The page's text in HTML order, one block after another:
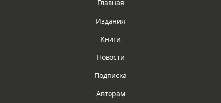
Главная
Издания
Книги
Новости
Подписка
Авторам